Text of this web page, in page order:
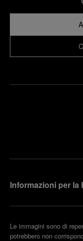
Informazioni per la
Le immagini sono di
potrebbero non